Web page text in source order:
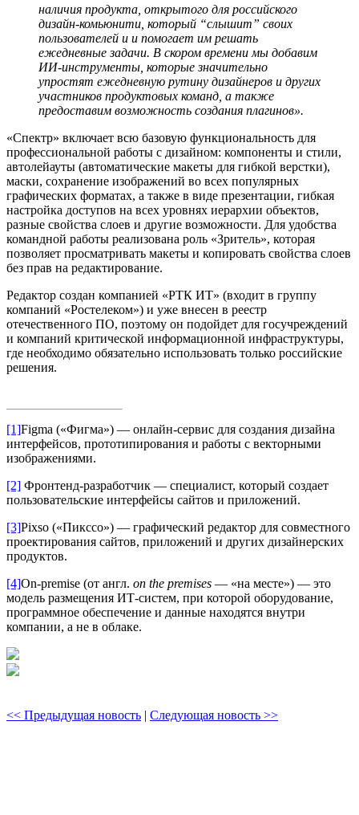
наличия продукта, открытого для российского
дизайн-комьюнити, который “слышит” своих
пользователей и и помогает им решать
ежедневные задачи. В скором времени мы добавим
ИИ-инструменты, которые значительно
упростят ежедневную рутину дизайнеров и других
участников продуктовых команд, а также
предоставим возможность создания плагинов».
«Спектр» включает всю базовую функциональность для
профессиональной работы с дизайном: компоненты и стили,
автолейауты (автоматические макеты для гибкой верстки),
маски, сохранение изображений во всех популярных
графических форматах, а также в виде презентации, гибкая
настройка доступов на всех уровнях иерархии объектов,
разные свойства слоев и другие возможности. Для удобства
командной работы реализована роль «Зритель», которая
позволяет просматривать макеты и копировать свойства слоев
без прав на редактирование.
Редактор создан компанией «РТК ИТ» (входит в группу
компаний «Ростелеком») и уже внесен в реестр
отечественного ПО, поэтому он подойдет для госучреждений
и компаний критической информационной инфраструктуры,
где необходимо обязательно использовать только российские
решения.
[1]Figma («Фигма») — онлайн-сервис для создания дизайна
интерфейсов, прототипирования и работы с векторными
изображениями.
[2] Фронтенд-разработчик — специалист, который создает
пользовательские интерфейсы сайтов и приложений.
[3]Pixso («Пикссо») — графический редактор для совместного
проектирования сайтов, приложений и других дизайнерских
продуктов.
[4]On-premise (от англ. on the premises — «на месте») — это
модель размещения ИТ-систем, при которой оборудование,
программное обеспечение и данные находятся внутри
компании, а не в облаке.
<< Предыдущая новость | Следующая новость >>